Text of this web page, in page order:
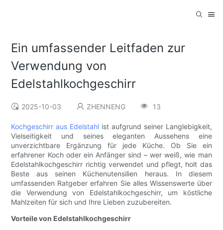
Ein umfassender Leitfaden zur
Verwendung von
Edelstahlkochgeschirr
2025-10-03 ZHENNENG 13
Kochgeschirr aus Edelstahl ist aufgrund seiner Langlebigkeit,
Vielseitigkeit und seines eleganten Aussehens eine
unverzichtbare Ergänzung für jede Küche. Ob Sie ein
erfahrener Koch oder ein Anfänger sind – wer weiß, wie man
Edelstahlkochgeschirr richtig verwendet und pflegt, holt das
Beste aus seinen Küchenutensilien heraus. In diesem
umfassenden Ratgeber erfahren Sie alles Wissenswerte über
die Verwendung von Edelstahlkochgeschirr, um köstliche
Mahlzeiten für sich und Ihre Lieben zuzubereiten.
Vorteile von Edelstahlkochgeschirr